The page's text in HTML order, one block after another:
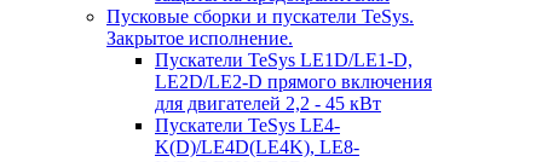
Пусковые сборки и пускатели TeSys.
Закрытое исполнение.
Пускатели TeSys LE1D/LE1-D,
LE2D/LE2-D прямого включения
для двигателей 2,2 - 45 кВт
Пускатели TeSys LE4-
K(D)/LE4D(LE4K), LE8-